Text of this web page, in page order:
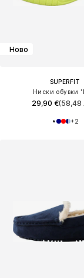
Ново
SUPERFIT
Ниски обувки
29,90 €(58,48
+2